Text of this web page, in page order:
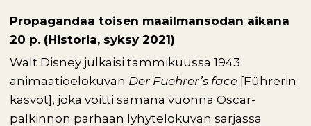
Propagandaa toisen maailmansodan aikana
20 p. (Historia, syksy 2021)
Walt Disney julkaisi tammikuussa 1943
animaatioelokuvan Der Fuehrer’s face [Führerin
kasvot], joka voitti samana vuonna Oscar-
palkinnon parhaan lyhytelokuvan sarjassa